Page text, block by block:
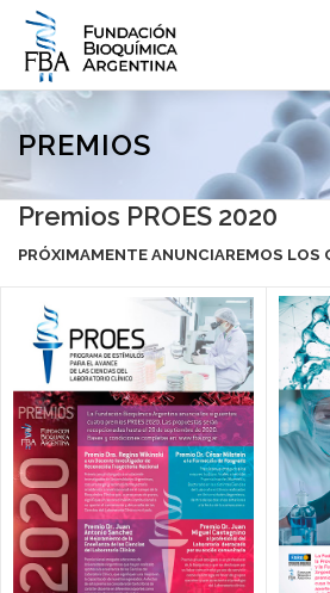
Saltar
contenido
QUIENES SOMOS
CONTACTO INGRESAR
PREMIOS
Premios PROES 2020
PRÓXIMAMENTE ANUNCIAREMOS LOS